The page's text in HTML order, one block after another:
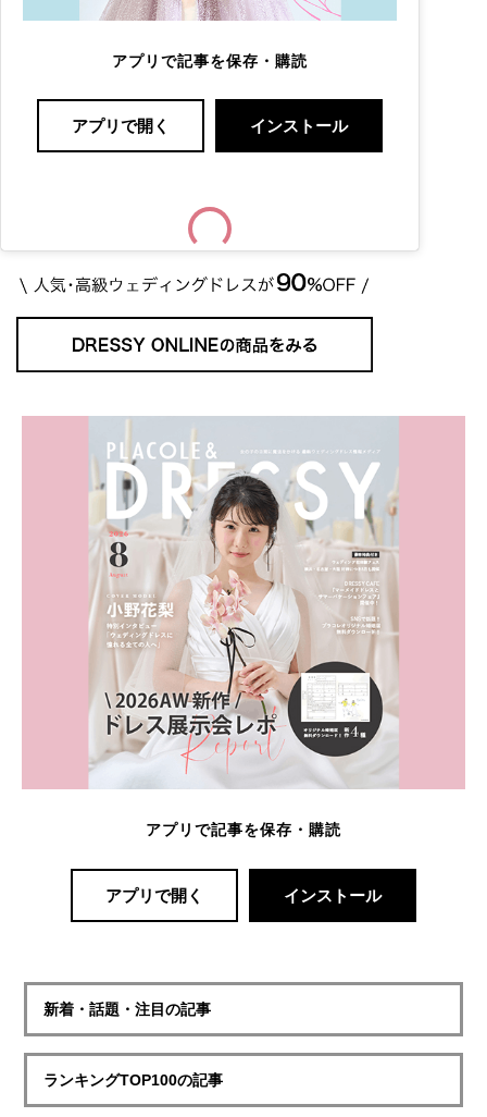
アプリで記事を保存・購読
アプリで開く インストール
アプリで記事を保存・購読
アプリで開く インストール
新着・話題・注目の記事
ランキングTOP100の記事